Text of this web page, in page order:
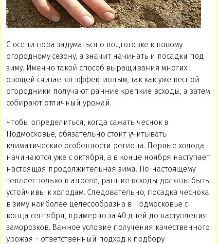
С осени пора задуматься о подготовке к новому
огородному сезону, а значит начинать и посадки под
зиму. Именно такой способ выращивания многих
овощей считается эффективным, так как уже весной
огородники получают ранние крепкие всходы, а затем
собирают отличный урожай.
Чтобы определиться, когда сажать чеснок в
Подмосковье, обязательно стоит учитывать
климатические особенности региона. Первые холода
начинаются уже с октября, а в конце ноября наступает
настоящая продолжительная зима. По-настоящему
теплеет только в апреле, ранние всходы должны быть
устойчивы к холодам. Следовательно, посадка чеснока
в зиму наиболее целесообразна в Подмосковье с
конца сентября, примерно за 40 дней до наступления
заморозков. Важное условие получения качественного
урожая – ответственный подход к подбору